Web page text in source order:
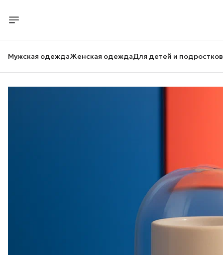
Мужская одеждаЖенская одеждаДля детей и подростков